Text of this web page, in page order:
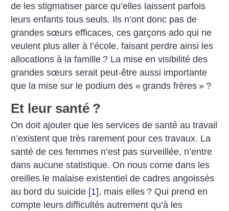
de les stigmatiser parce qu’elles laissent parfois
leurs enfants tous seuls. Ils n’ont donc pas de
grandes sœurs efficaces, ces garçons ado qui ne
veulent plus aller à l’école, faisant perdre ainsi les
allocations à la famille ? La mise en visibilité des
grandes sœurs serait peut-être aussi importante
que la mise sur le podium des « grands frères » ?
Et leur santé ?
On doit ajouter que les services de santé au travail
n’existent que très rarement pour ces travaux. La
santé de ces femmes n’est pas surveillée, n’entre
dans aucune statistique. On nous corne dans les
oreilles le malaise existentiel de cadres angoissés
au bord du suicide [1], mais elles ? Qui prend en
compte leurs difficultés autrement qu’à les